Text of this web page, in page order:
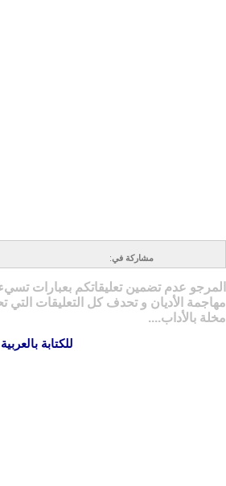
مشاركة في:
المرجو عدم تضمين تعليقاتكم بعبارات
مهاجمة الأديان و تحدف كل التعليقات التي
مخلة بالأداب....
للكتابة بالعربية